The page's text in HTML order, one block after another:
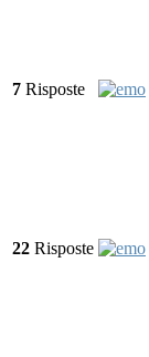
7 Risposte
22 Risposte